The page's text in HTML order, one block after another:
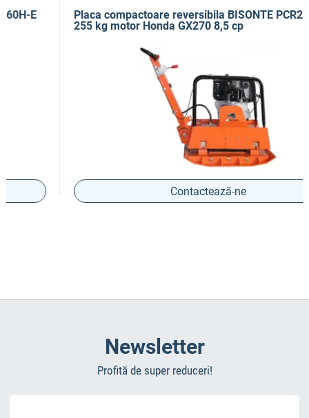
Placa compactoare reversibila BISONTE PCR255H
255 kg motor Honda GX270 8,5 cp
Contactează-ne
Newsletter
Profită de super reduceri!